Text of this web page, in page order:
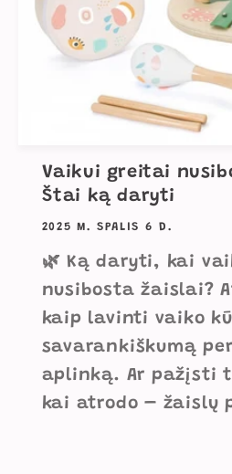
Vaikui greitai
Štai ką daryti
2025 M. SPALIS 6 D.
🌿 Ką daryti, kai
nusibosta žaislai?
kaip lavinti vaiko
savarankiškumą
aplinką. Ar pažįsti
kai atrodo – žaislų